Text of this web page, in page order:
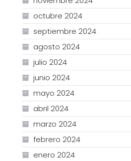
octubre 2024
septiembre 2024
agosto 2024
julio 2024
junio 2024
mayo 2024
abril 2024
marzo 2024
febrero 2024
enero 2024